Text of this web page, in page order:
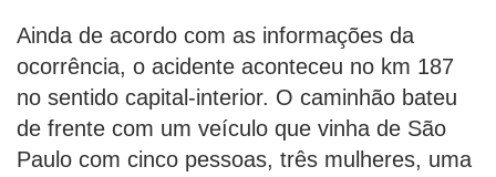
Ainda de acordo com as informações da
ocorrência, o acidente aconteceu no km 187
no sentido capital-interior. O caminhão bateu
de frente com um veículo que vinha de São
Paulo com cinco pessoas, três mulheres, uma